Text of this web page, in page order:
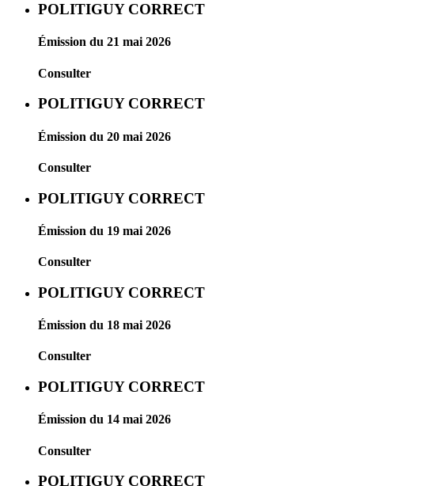
POLITIGUY CORRECT
Émission du 21 mai 2026
Consulter
POLITIGUY CORRECT
Émission du 20 mai 2026
Consulter
POLITIGUY CORRECT
Émission du 19 mai 2026
Consulter
POLITIGUY CORRECT
Émission du 18 mai 2026
Consulter
POLITIGUY CORRECT
Émission du 14 mai 2026
Consulter
POLITIGUY CORRECT